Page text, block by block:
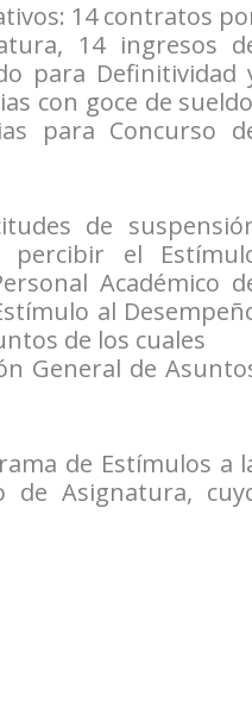
14 contratos
14 ingresos
para Definitividad
con goce de
para Concurso
de
percibir el
Académico
al
de los cuales
General de
de Estímulos a
de Asignatura,